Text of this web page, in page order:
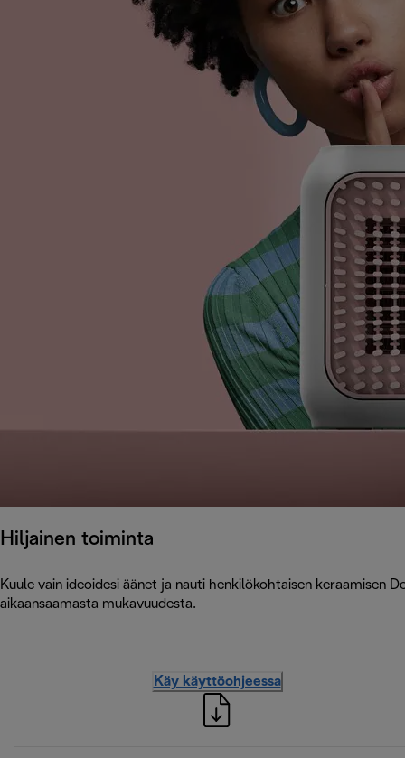
Hiljainen toiminta
Kuule vain ideoidesi äänet ja nauti henkilökohtaisen keraamisen
aikaansaamasta mukavuudesta.
Käy käyttöohjeessa